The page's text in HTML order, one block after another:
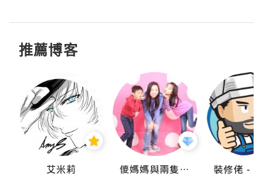
推薦博客
艾米莉 儍媽媽與兩隻小魔怪之家